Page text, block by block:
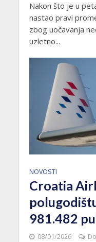
Nakon što je u
nastao pravi
zbog uočavanja
uzletno...
NOVOSTI
Croatia
981.482
08/01/2026